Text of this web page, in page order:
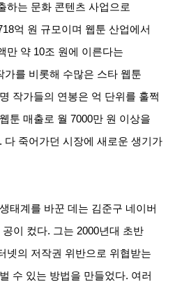
하는 문화 콘텐츠 사업으로
억 원 규모이며 웹툰 산업에서
만 약 10조 원에 이른다는
가를 비롯해 수많은 스타 웹툰
작가들의 연봉은 억 단위를 훌쩍
툰 매출로 월 7000만 원 이상을
. 다 죽어가던 시장에 새로운 생기가
태계를 바꾼 데는 김준구 네이버
공이 컸다. 그는 2000년대 초반
넷의 저작권 위반으로 위협받는
수 있는 방법을 만들었다. 여러